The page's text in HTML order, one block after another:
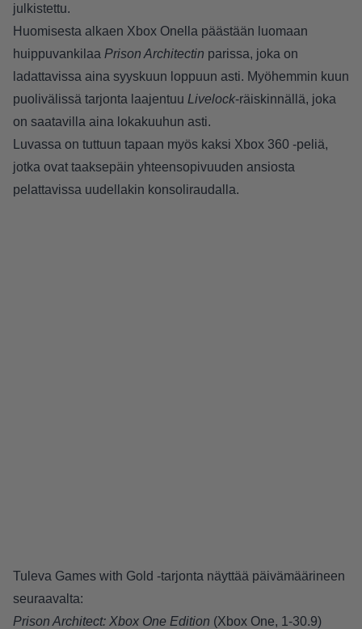
julkistettu.
Huomisesta alkaen Xbox Onella päästään luomaan
huippuvankilaa Prison Architectin parissa, joka on
ladattavissa aina syyskuun loppuun asti. Myöhemmin kuun
puolivälissä tarjonta laajentuu Livelock-räiskinnällä, joka
on saatavilla aina lokakuuhun asti.
Luvassa on tuttuun tapaan myös kaksi Xbox 360 -peliä,
jotka ovat taaksepäin yhteensopivuuden ansiosta
pelattavissa uudellakin konsoliraudalla.
Tuleva Games with Gold -tarjonta näyttää päivämäärineen
seuraavalta:
Prison Architect: Xbox One Edition (Xbox One, 1-30.9)